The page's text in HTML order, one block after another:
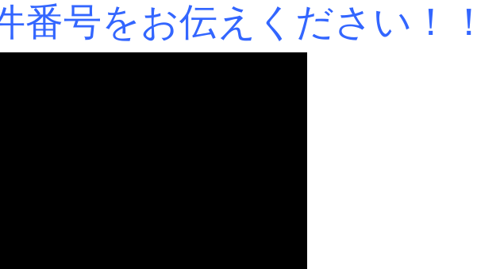
番号をお伝えください！！